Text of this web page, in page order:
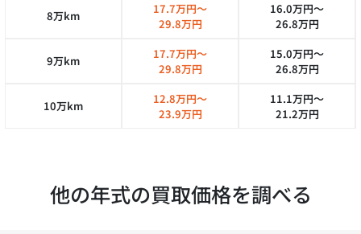
8万km
17.7万円～
29.8万円
16.0万円～
26.8万円
9万km
17.7万円～
29.8万円
15.0万円～
26.8万円
10万km
12.8万円～
23.9万円
11.1万円～
21.2万円
他の年式の買取価格を調べる